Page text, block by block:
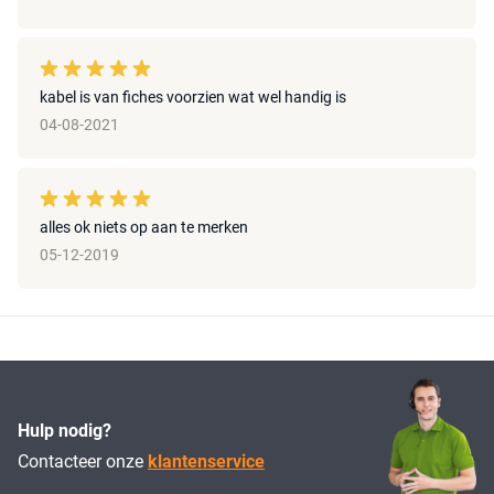
kabel is van fiches voorzien wat wel handig is
04-08-2021
alles ok niets op aan te merken
05-12-2019
Hulp nodig?
Contacteer onze klantenservice